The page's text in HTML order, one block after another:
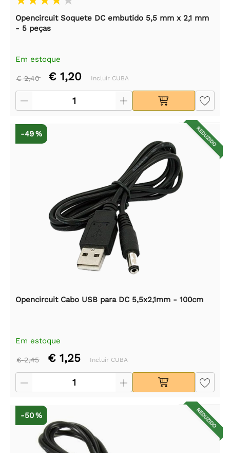
Opencircuit Soquete DC embutido 5,5 mm x 2,1 mm
- 5 peças
Em estoque
€ 2,40 € 1,20 Incluir CUBA
REDUZIDO
-49 %
Opencircuit Cabo USB para DC 5,5x2,1mm - 100cm
Em estoque
€ 2,45 € 1,25 Incluir CUBA
REDUZIDO
-50 %